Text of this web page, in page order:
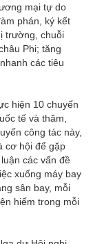
mại tự do
phán, ký kết
trường, chuỗi
Phi; tăng
các tiêu
hiện 10 chuyến
tế và thăm,
công tác này,
cơ hội để gặp
các vấn đề
xuống máy bay
sân bay, mỗi
hiếm trong mỗi